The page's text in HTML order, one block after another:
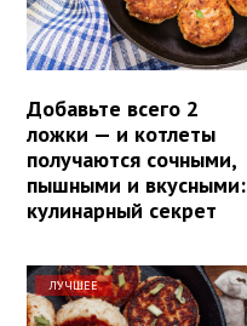
Добавьте всего 2
ложки — и котлеты
получаются сочными,
пышными и вкусными:
кулинарный секрет
ЛУЧШЕЕ